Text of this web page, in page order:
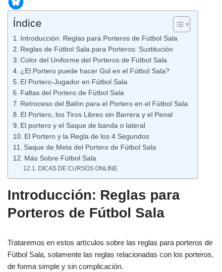
Índice
Introducción: Reglas para Porteros de Fútbol Sala
Reglas de Fútbol Sala para Porteros: Sustitución
Color del Uniforme del Porteros de Fútbol Sala
¿El Portero puede hacer Gol en el Fútbol Sala?
El Portero-Jugador en Fútbol Sala
Faltas del Portero de Fútbol Sala
Retroceso del Balón para el Portero en el Fútbol Sala
El Portero, los Tiros Libres sin Barrera y el Penal
El portero y el Saque de banda o lateral
El Portero y la Regla de los 4 Segundos
Saque de Meta del Portero de Fútbol Sala
Más Sobre Fútbol Sala
DICAS DE CURSOS ONLINE
Introducción: Reglas para
Porteros de Fútbol Sala
Trataremos en estos artículos sobre las reglas para porteros de
Fútbol Sala, solamente las reglas relacionadas con los porteros,
de forma simple y sin complicación.